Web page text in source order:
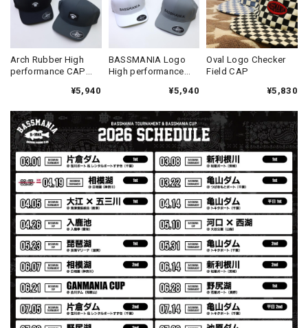
【Double.H】MIR
Daeun / BlackSilver
2026/07/31
MIR届きました。発送まで迅速に対応して頂きありがとうご
ざいました。
【Seamania】Uv Rush Cool Logo Zip Parka［BLK］［LIMITED］
ブラック L
2026/07/30
発送も早く着心地最高！！！！ セットアップで短パンも買
えば良かった！！
Logo Sweat Zip Parka [ASH GRY]
アッシュグレー XXL
2026/07/30
夏の早朝 少し肌寒い時一枚羽織りたい時ちょうど良い。
秋 冬 春 中でも外でも、ちょっと良い。厚めの生地がし
っかりしていて、タウンユースでも、気分良く歩けます。
Arch Rubber High
performance CAP
¥5,940
BASSMANIA Logo
High performance
¥5,940
Oval Logo Checker
Field CAP
¥5,830